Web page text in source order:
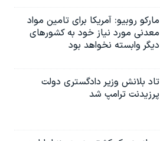
مارکو روبیو: آمریکا برای تامین مواد
معدنی مورد نیاز خود به کشورهای
دیگر وابسته نخواهد بود
تاد بلانش وزیر دادگستری دولت
پرزیدنت ترامپ شد